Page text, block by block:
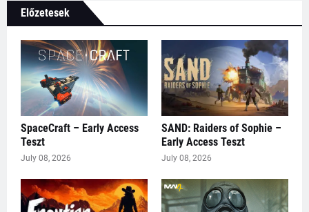
Előzetesek
SpaceCraft – Early Access
Teszt
July 08, 2026
SAND: Raiders of Sophie –
Early Access Teszt
July 08, 2026